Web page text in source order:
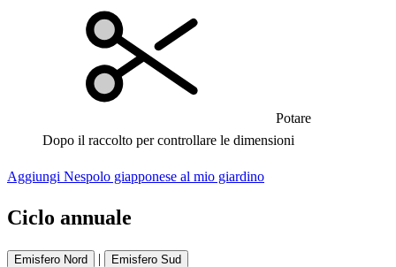
Potare
Dopo il raccolto per controllare le dimensioni
Aggiungi Nespolo giapponese al mio giardino
Ciclo annuale
Emisfero Nord | Emisfero Sud